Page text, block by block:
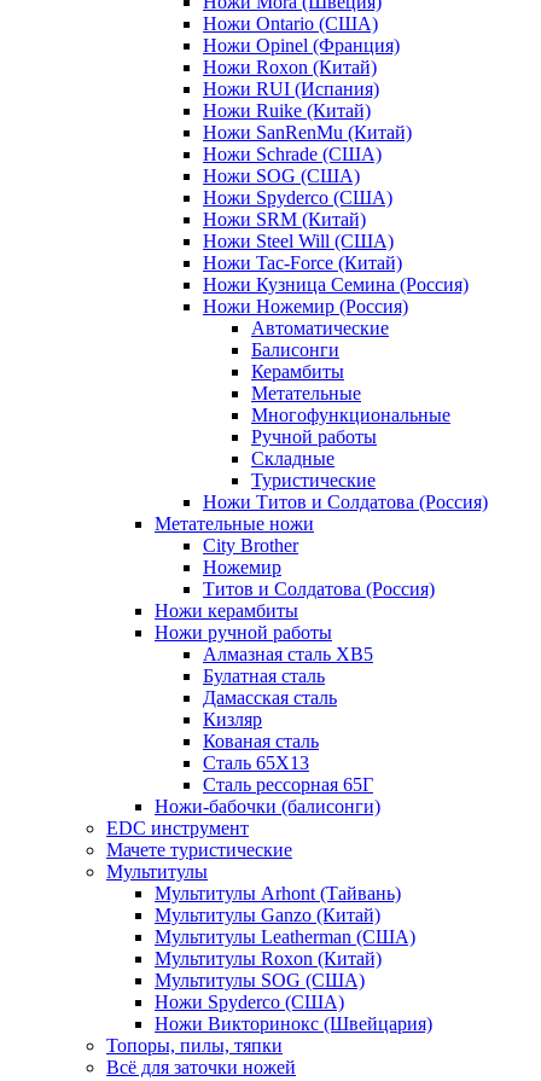
Ножи Ontario (США)
Ножи Opinel (Франция)
Ножи Roxon (Китай)
Ножи RUI (Испания)
Ножи Ruike (Китай)
Ножи SanRenMu (Китай)
Ножи Schrade (США)
Ножи SOG (США)
Ножи Spyderco (США)
Ножи SRM (Китай)
Ножи Steel Will (США)
Ножи Tac-Force (Китай)
Ножи Кузница Семина (Россия)
Ножи Ножемир (Россия)
Автоматические
Балисонги
Керамбиты
Метательные
Многофункциональные
Ручной работы
Складные
Туристические
Ножи Титов и Солдатова (Россия)
Метательные ножи
City Brother
Ножемир
Титов и Солдатова (Россия)
Ножи керамбиты
Ножи ручной работы
Алмазная сталь ХВ5
Булатная сталь
Дамасская сталь
Кизляр
Кованая сталь
Сталь 65Х13
Сталь рессорная 65Г
Ножи-бабочки (балисонги)
EDC инструмент
Мачете туристические
Мультитулы
Мультитулы Arhont (Тайвань)
Мультитулы Ganzo (Китай)
Мультитулы Leatherman (США)
Мультитулы Roxon (Китай)
Мультитулы SOG (США)
Ножи Spyderco (США)
Ножи Викторинокс (Швейцария)
Топоры, пилы, тяпки
Всё для заточки ножей